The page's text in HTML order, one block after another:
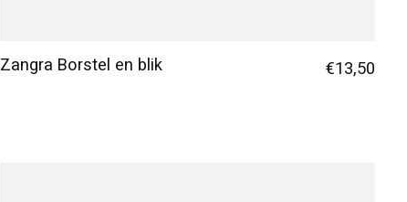
Zangra Borstel en blik €13,50